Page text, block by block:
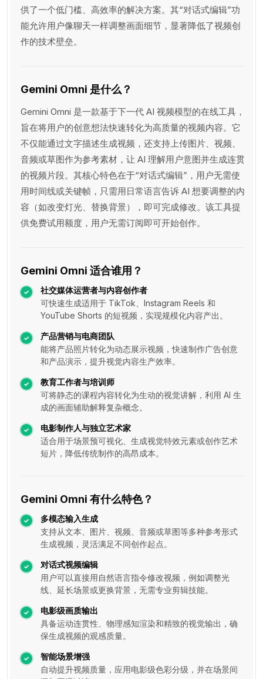
供了一个低门槛、高效率的解决方案。其“对话式编辑”功
能允许用户像聊天一样调整画面细节，显著降低了视频创
作的技术壁垒。
Gemini Omni 是什么？
Gemini Omni 是一款基于下一代 AI 视频模型的在线工具，
旨在将用户的创意想法快速转化为高质量的视频内容。它
不仅能通过文字描述生成视频，还支持上传图片、视频、
音频或草图作为参考素材，让 AI 理解用户意图并生成连贯
的视频片段。其核心特色在于“对话式编辑”，用户无需使
用时间线或关键帧，只需用日常语言告诉 AI 想要调整的内
容（如改变灯光、替换背景），即可完成修改。该工具提
供免费试用额度，用户无需订阅即可开始创作。
Gemini Omni 适合谁用？
社交媒体运营者与内容创作者
可快速生成适用于 TikTok、Instagram Reels 和
YouTube Shorts 的短视频，实现规模化内容产出。
产品营销与电商团队
能将产品照片转化为动态展示视频，快速制作广告创意
和产品演示，提升视觉内容生产效率。
教育工作者与培训师
可将静态的课程内容转化为生动的视觉讲解，利用 AI 生
成的画面辅助解释复杂概念。
电影制作人与独立艺术家
适合用于场景预可视化、生成视觉特效元素或创作艺术
短片，降低传统制作的高昂成本。
Gemini Omni 有什么特色？
多模态输入生成
支持从文本、图片、视频、音频或草图等多种参考形式
生成视频，灵活满足不同创作起点。
对话式视频编辑
用户可以直接用自然语言指令修改视频，例如调整光
线、延长场景或更换背景，无需专业剪辑技能。
电影级画质输出
具备运动连贯性、物理感知渲染和精致的视觉输出，确
保生成视频的观感质量。
智能场景增强
自动提升视频质量，应用电影级色彩分级，并在场景间